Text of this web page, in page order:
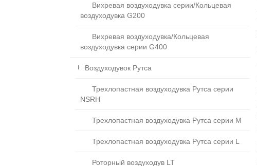
Вихревая воздуходувка серии/Кольцевая
воздуходувка G200
Вихревая воздуходувка/Кольцевая
воздуходувка серии G400
Воздуходувок Рутса
Трехлопастная воздуходувка Рутса серии
NSRH
Трехлопастная воздуходувка Рутса серии M
Трехлопастная воздуходувка Рутса серии L
Роторный воздуходув LT